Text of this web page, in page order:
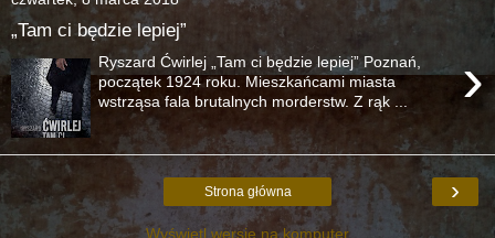
„Tam ci będzie lepiej”
›
Ryszard Ćwirlej „Tam ci będzie lepiej” Poznań,
początek 1924 roku. Mieszkańcami miasta
wstrząsa fala brutalnych morderstw. Z rąk ...
›
Strona główna
Wyświetl wersję na komputer